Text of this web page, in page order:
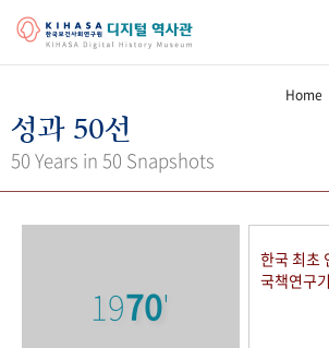
걸어온 길 기관 변천사
키워드로 보는 연구 역사
Home
성과 50선
50 Years in 50 Snapshots
1970'
한국 최초
국책연구